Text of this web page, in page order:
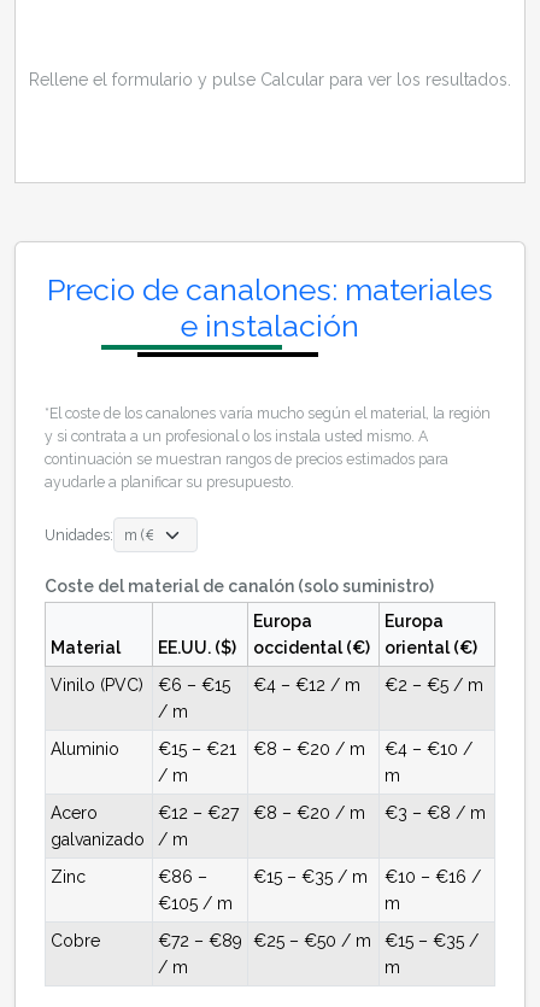
Rellene el formulario y pulse Calcular para ver los resultados.
Precio de canalones: materiales
e instalación
*El coste de los canalones varía mucho según el material, la región
y si contrata a un profesional o los instala usted mismo. A
continuación se muestran rangos de precios estimados para
ayudarle a planificar su presupuesto.
Unidades:
Coste del material de canalón (solo suministro)
Material EE.UU. ($)
Europa
occidental (€)
Europa
oriental (€)
Vinilo (PVC)
€6 – €15
/ m
€4 – €12 / m €2 – €5 / m
Aluminio
€15 – €21
/ m
€8 – €20 / m
€4 – €10 /
m
Acero
galvanizado
€12 – €27
/ m
€8 – €20 / m €3 – €8 / m
Zinc
€86 –
€105 / m
€15 – €35 / m
€10 – €16 /
m
Cobre
€72 – €89
/ m
€25 – €50 / m
€15 – €35 /
m